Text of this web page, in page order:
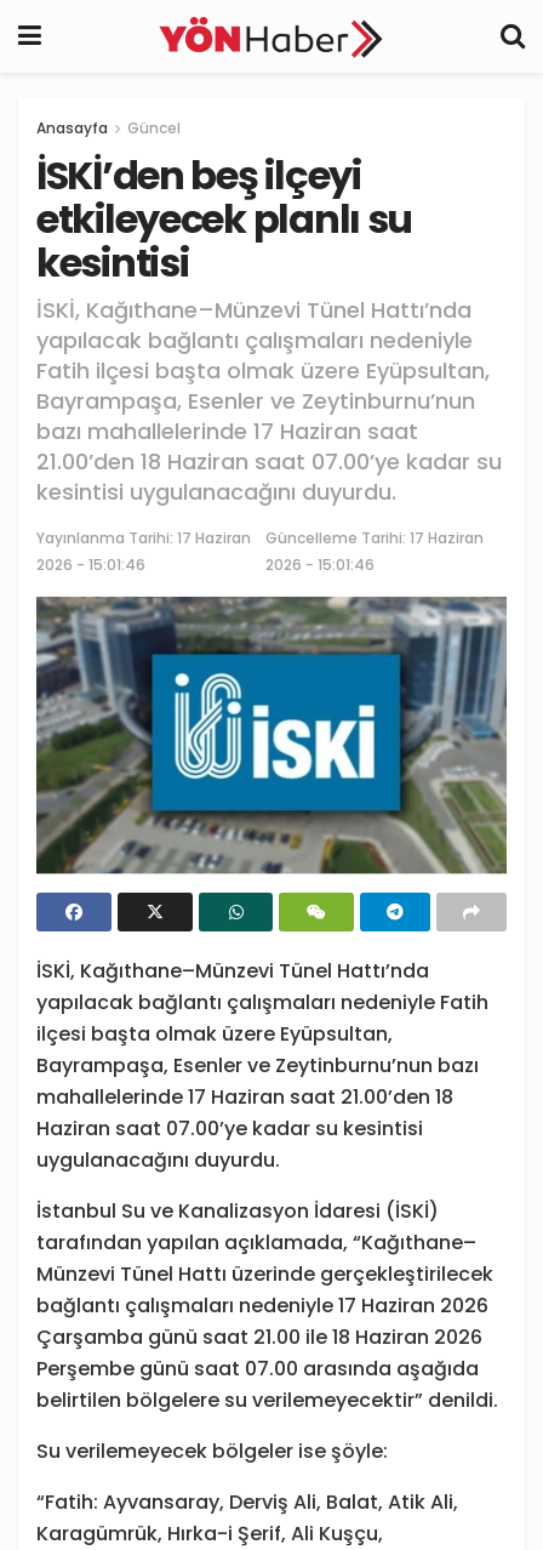
Anasayfa Güncel
İSKİ’den beş ilçeyi
etkileyecek planlı su
kesintisi
İSKİ, Kağıthane–Münzevi Tünel Hattı’nda
yapılacak bağlantı çalışmaları nedeniyle
Fatih ilçesi başta olmak üzere Eyüpsultan,
Bayrampaşa, Esenler ve Zeytinburnu’nun
bazı mahallelerinde 17 Haziran saat
21.00’den 18 Haziran saat 07.00’ye kadar su
kesintisi uygulanacağını duyurdu.
Yayınlanma Tarihi: 17 Haziran
2026 - 15:01:46
Güncelleme Tarihi: 17 Haziran
2026 - 15:01:46
İSKİ, Kağıthane–Münzevi Tünel Hattı’nda
yapılacak bağlantı çalışmaları nedeniyle Fatih
ilçesi başta olmak üzere Eyüpsultan,
Bayrampaşa, Esenler ve Zeytinburnu’nun bazı
mahallelerinde 17 Haziran saat 21.00’den 18
Haziran saat 07.00’ye kadar su kesintisi
uygulanacağını duyurdu.
İstanbul Su ve Kanalizasyon İdaresi (İSKİ)
tarafından yapılan açıklamada, “Kağıthane–
Münzevi Tünel Hattı üzerinde gerçekleştirilecek
bağlantı çalışmaları nedeniyle 17 Haziran 2026
Çarşamba günü saat 21.00 ile 18 Haziran 2026
Perşembe günü saat 07.00 arasında aşağıda
belirtilen bölgelere su verilemeyecektir” denildi.
Su verilemeyecek bölgeler ise şöyle:
“Fatih: Ayvansaray, Derviş Ali, Balat, Atik Ali,
Karagümrük, Hırka-i Şerif, Ali Kuşçu,